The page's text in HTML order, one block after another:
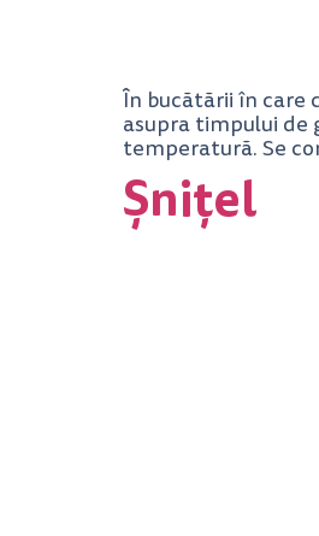
În bucătării în care
asupra timpului de
temperatură. Se
Șnițel